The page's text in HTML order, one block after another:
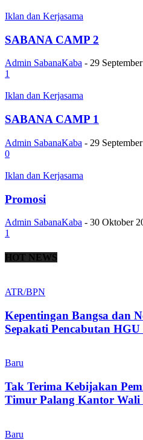
Iklan dan Kerjasama
SABANA CAMP 2
Admin SabanaKaba - 29
1
Iklan dan Kerjasama
SABANA CAMP 1
Admin SabanaKaba - 29
0
Iklan dan Kerjasama
Promosi
Admin SabanaKaba - 30 Oktober
1
HOT NEWS
ATR/BPN
Kepentingan Bangsa dan
Sepakati Pencabutan HGU
Baru
Tak Terima Kebijakan
Timur Palang Kantor Wali
Baru